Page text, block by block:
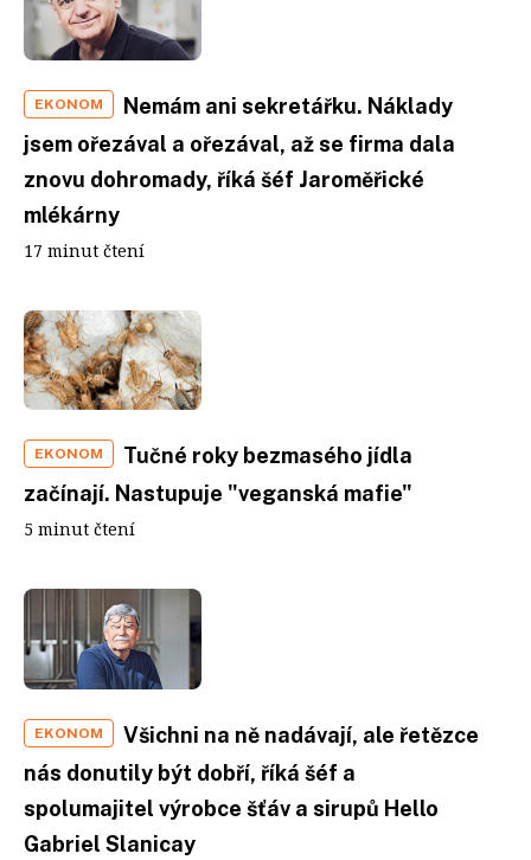
EKONOM
Nemám ani sekretářku. Náklady
jsem ořezával a ořezával, až se firma dala
znovu dohromady, říká šéf Jaroměřické
mlékárny
17 minut čtení
EKONOM
Tučné roky bezmasého jídla
začínají. Nastupuje "veganská mafie"
5 minut čtení
EKONOM
Všichni na ně nadávají, ale řetězce
nás donutily být dobří, říká šéf a
spolumajitel výrobce šťáv a sirupů Hello
Gabriel Slanicay